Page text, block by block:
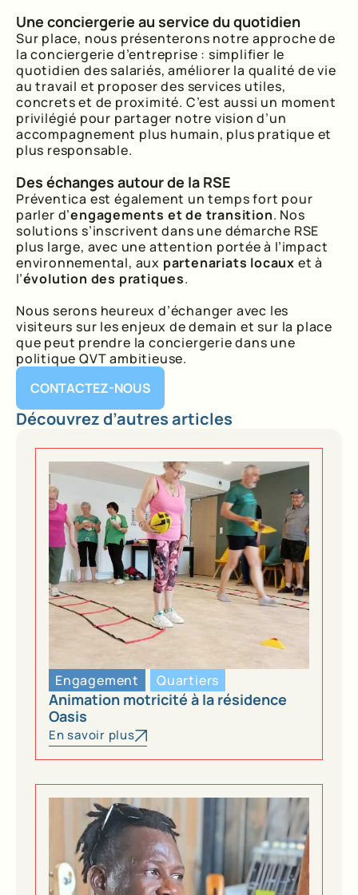
Une conciergerie au service du quotidien
Sur place, nous présenterons notre approche de
la conciergerie d’entreprise : simplifier le
quotidien des salariés, améliorer la qualité de vie
au travail et proposer des services utiles,
concrets et de proximité. C’est aussi un moment
privilégié pour partager notre vision d’un
accompagnement plus humain, plus pratique et
plus responsable.
Des échanges autour de la RSE
Préventica est également un temps fort pour
parler d’engagements et de transition. Nos
solutions s’inscrivent dans une démarche RSE
plus large, avec une attention portée à l’impact
environnemental, aux partenariats locaux et à
l’évolution des pratiques.
Nous serons heureux d’échanger avec les
visiteurs sur les enjeux de demain et sur la place
que peut prendre la conciergerie dans une
politique QVT ambitieuse.
CONTACTEZ-NOUS
Découvrez d’autres articles
Engagement Quartiers
Animation motricité à la résidence
Oasis
En savoir plus